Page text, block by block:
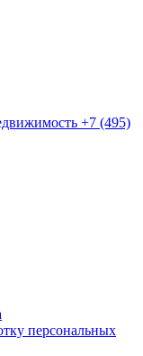
+7 (495)
персональных